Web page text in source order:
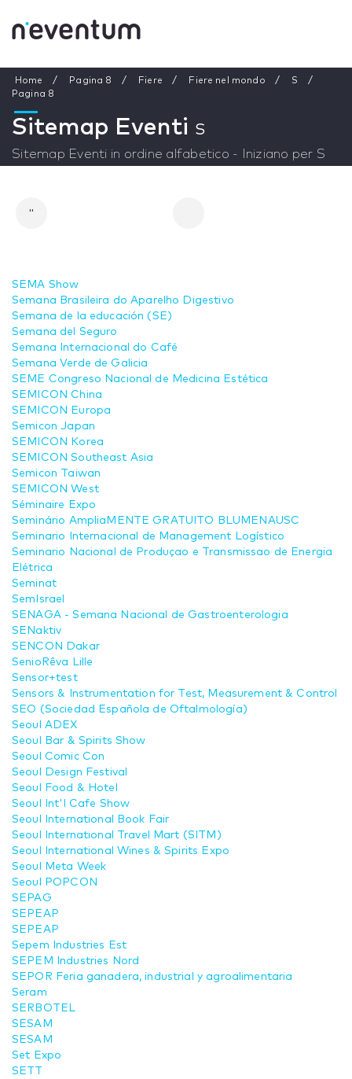
Home Pagina 8 Fiere Fiere nel mondo
S
Pagina 8
Sitemap Eventi S
Sitemap Eventi in ordine alfabetico - Iniziano per S
"
SEMA Show
Semana Brasileira do Aparelho Digestivo
Semana de la educación (SE)
Semana del Seguro
Semana Internacional do Café
Semana Verde de Galicia
SEME Congreso Nacional de Medicina Estética
SEMICON China
SEMICON Europa
Semicon Japan
SEMICON Korea
SEMICON Southeast Asia
Semicon Taiwan
SEMICON West
Séminaire Expo
Seminário AmpliaMENTE GRATUITO BLUMENAUSC
Seminario Internacional de Management Logístico
Seminario Nacional de Produçao e Transmissao de Energia
Elétrica
Seminat
SemIsrael
SENAGA - Semana Nacional de Gastroenterologia
SENaktiv
SENCON Dakar
SenioRêva Lille
Sensor+test
Sensors & Instrumentation for Test, Measurement & Control
SEO (Sociedad Española de Oftalmología)
Seoul ADEX
Seoul Bar & Spirits Show
Seoul Comic Con
Seoul Design Festival
Seoul Food & Hotel
Seoul Int'l Cafe Show
Seoul International Book Fair
Seoul International Travel Mart (SITM)
Seoul International Wines & Spirits Expo
Seoul Meta Week
Seoul POPCON
SEPAG
SEPEAP
SEPEAP
Sepem Industries Est
SEPEM Industries Nord
SEPOR Feria ganadera, industrial y agroalimentaria
Seram
SERBOTEL
SESAM
SESAM
Set Expo
SETT